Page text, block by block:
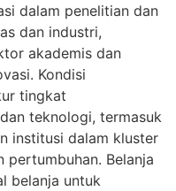
dalam penelitian dan
dan industri,
akademis dan
Kondisi
tingkat
teknologi, termasuk
institusi dalam kluster
pertumbuhan. Belanja
belanja untuk